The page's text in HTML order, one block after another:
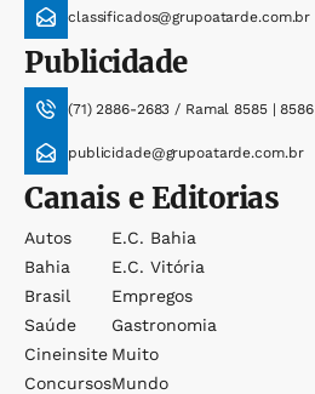
classificados@grupoatarde.com.br
Publicidade
(71) 2886-2683 / Ramal 8585 | 8586
publicidade@grupoatarde.com.br
Canais e Editorias
Autos
Bahia
Brasil
Saúde
Cineinsite
Concursos
E.c. Bahia
E.c. Vitória
Empregos
Gastronomia
Muito
Mundo